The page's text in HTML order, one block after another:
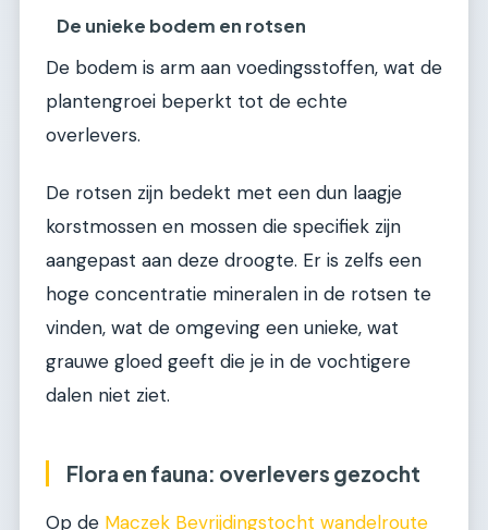
De unieke bodem en rotsen
De bodem is arm aan voedingsstoffen, wat de
plantengroei beperkt tot de echte
overlevers.
De rotsen zijn bedekt met een dun laagje
korstmossen en mossen die specifiek zijn
aangepast aan deze droogte. Er is zelfs een
hoge concentratie mineralen in de rotsen te
vinden, wat de omgeving een unieke, wat
grauwe gloed geeft die je in de vochtigere
dalen niet ziet.
Flora en fauna: overlevers gezocht
Op de Maczek Bevrijdingstocht wandelroute